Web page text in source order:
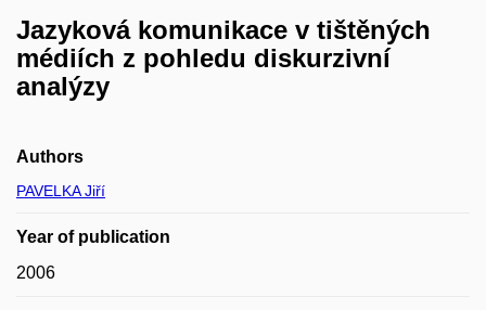
Jazyková komunikace v tištěných
médiích z pohledu diskurzivní
analýzy
Authors
PAVELKA Jiří
Year of publication
2006